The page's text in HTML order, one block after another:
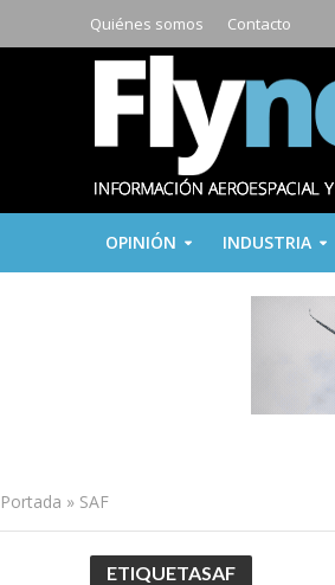
Quiénes somos Contacto
OPINIÓN INDUSTRIA
Portada » SAF
ETIQUETASAF